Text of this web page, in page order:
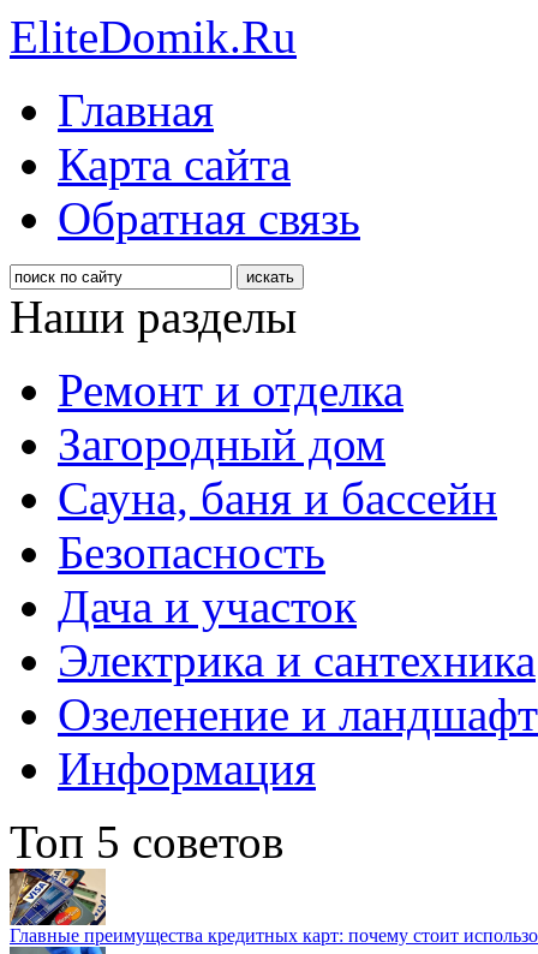
EliteDomik.Ru
Главная
Карта сайта
Обратная связь
Наши разделы
Ремонт и отделка
Загородный дом
Сауна, баня и бассейн
Безопасность
Дача и участок
Электрика и сантехника
Озеленение и
Информация
Топ 5 советов
Главные преимущества кредитных карт: почему стоит